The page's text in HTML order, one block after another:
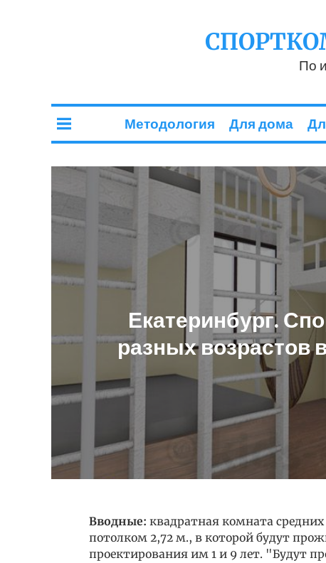
По
Методология Для дома
Екатеринбург.
разных возрастов
Вводные: квадратная комната
потолком 2,72 м., в которой будут
проектирования им 1 и 9 лет. "Будут